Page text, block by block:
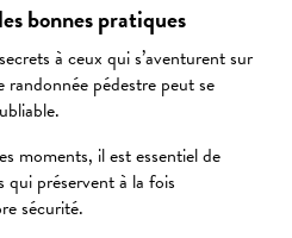
bonnes pratiques
à ceux qui s’aventurent sur
randonnée pédestre peut se
moments, il est essentiel de
qui préservent à la fois
sécurité.